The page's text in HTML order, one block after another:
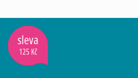
sleva
125 Kč